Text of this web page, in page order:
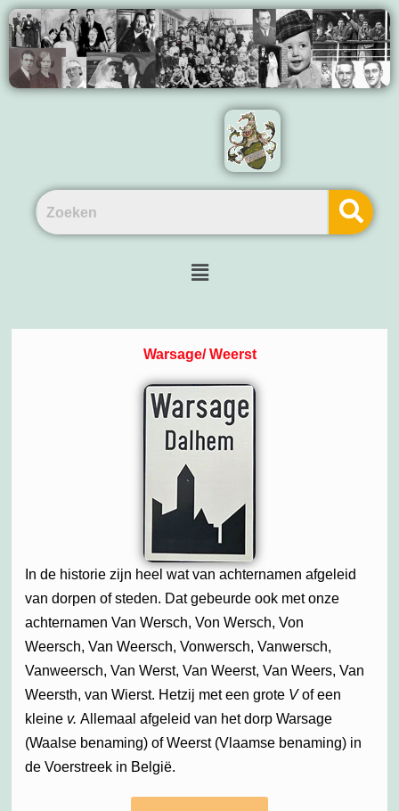
Warsage/ Weerst
In de historie zijn heel wat van achternamen afgeleid
van dorpen of steden. Dat gebeurde ook met onze
achternamen Van Wersch, Von Wersch, Von
Weersch, Van Weersch, Vonwersch, Vanwersch,
Vanweersch, Van Werst, Van Weerst, Van Weers, Van
Weersth, van Wierst. Hetzij met een grote Vof een
kleine v. Allemaal afgeleid van het dorp Warsage
(Waalse benaming) of Weerst (Vlaamse benaming) in
de Voerstreek in België.